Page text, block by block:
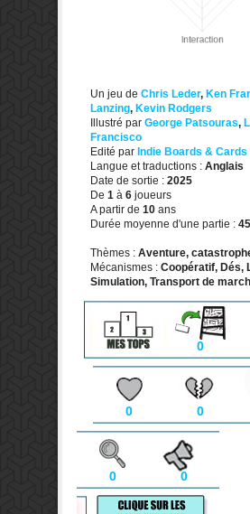
Un jeu de Chris Leder, Ken
Lanzing, Kevin Rodgers
Illustré par George Patsouras,
Francisco
Edité par Indie Boards & Cards
Langue et traductions : Anglais
Date de sortie : 2025
De 1 à 6 joueurs
A partir de 10 ans
Durée moyenne d'une partie : 45
Thèmes : Aventure,
Mécanismes : Coopératif, Dés,
Simulation, Transport de
0
0 0
0 0